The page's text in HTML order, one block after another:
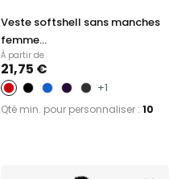
Veste softshell sans manches
femme...
À partir de
21,75 €
+1
Qté min. pour personnaliser : 10